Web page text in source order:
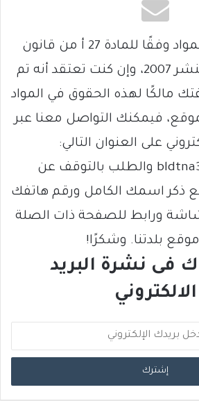
يتم الاستخدام المواد وفقًا للمادة 27 أ من قانون
حقوق التأليف والنشر 2007، وإن كنت تعتقد أنه تم
مالكًا لهذه الحقوق في المواد
فيمكنك التواصل معنا عبر
على العنوان التالي:
bldtna3@gmail.com والطلب بالتوقف عن
ذكر اسمك الكامل ورقم هاتفك
ورابط للصفحة ذات الصلة
بلدتنا. وشكرًا!
فى نشرة البريد
الالكتروني